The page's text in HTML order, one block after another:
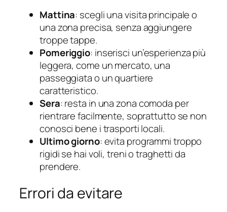
Mattina: scegli una visita principale o
una zona precisa, senza aggiungere
troppe tappe.
Pomeriggio: inserisci un’esperienza più
leggera, come un mercato, una
passeggiata o un quartiere
caratteristico.
Sera: resta in una zona comoda per
rientrare facilmente, soprattutto se non
conosci bene i trasporti locali.
Ultimo giorno: evita programmi troppo
rigidi se hai voli, treni o traghetti da
prendere.
Errori da evitare